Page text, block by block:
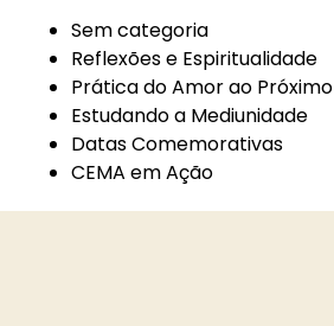
Bazar
Beneficente
Sem categoria
Reflexões e Espiritualidade
Prática do Amor ao Próximo
Estudando a Mediunidade
Datas Comemorativas
CEMA em Ação